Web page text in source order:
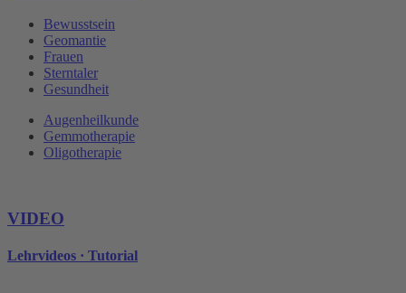
Bewusstsein
Geomantie
Frauen
Sterntaler
Gesundheit
Augenheilkunde
Gemmotherapie
Oligotherapie
VIDEO
Lehrvideos · Tutorial